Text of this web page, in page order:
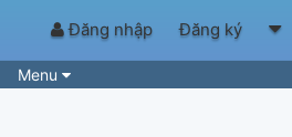
Đăng nhập Đăng ký
Menu